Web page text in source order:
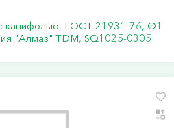
канифолью, ГОСТ 21931-76, Ø1
"Алмаз" TDM, SQ1025-0305